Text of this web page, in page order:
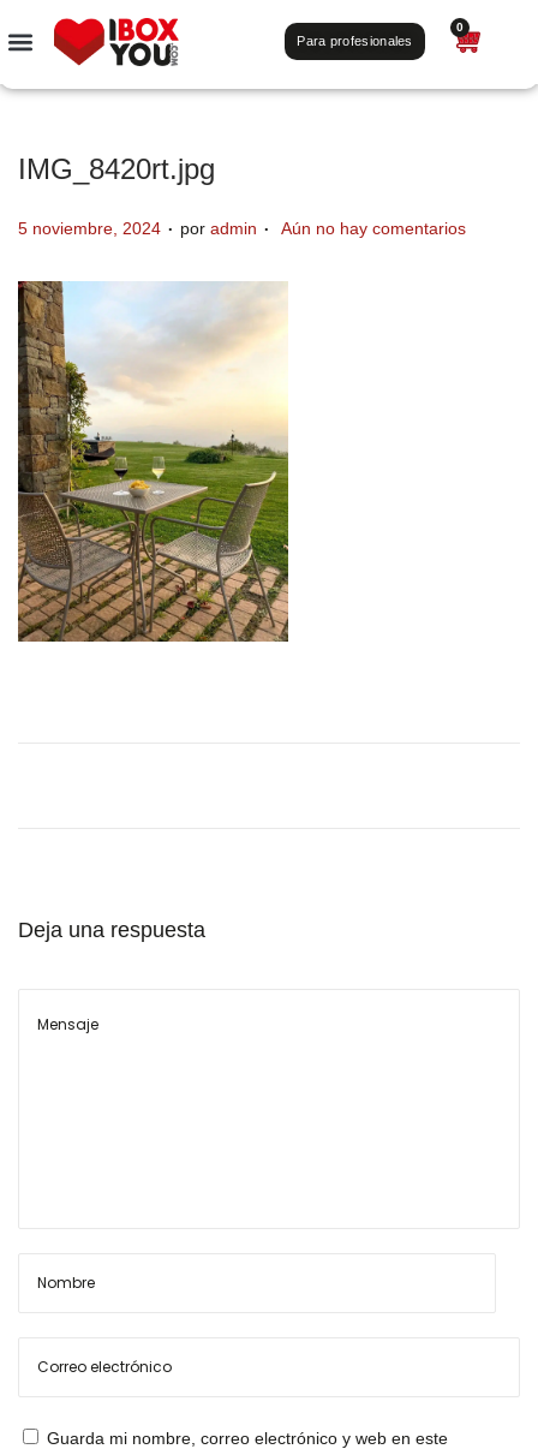
Para profesionales
0
IMG_8420rt.jpg
P
b
l
i
c
a
d
o
e
l
5 noviembre, 2024 . por admin . Aún no hay comentarios
Deja una respuesta
Guarda mi nombre, correo electrónico y web en este